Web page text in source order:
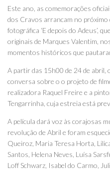
Este ano, as comemorações
dos Cravos arrancam no próximo
fotográfica ‘E depois do Adeus’,
originais de Marques Valentim,
momentos históricos que
A partir das 15h00 de 24 de abril,
conversa sobre o o projeto de
realizadora Raquel Freire e a
Tengarrinha, cuja estreia está
A película dará voz às corajosas
revolução de Abril e foram
Queiroz, Maria Teresa Horta,
Santos, Helena Neves, Luísa
Loff Schwarz, Isabel do Carmo,